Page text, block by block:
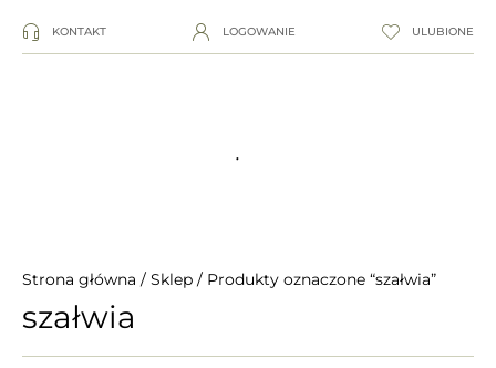
KONTAKT LOGOWANIE ULUBIONE
Strona główna / Sklep / Produkty oznaczone “szałwia”
szałwia